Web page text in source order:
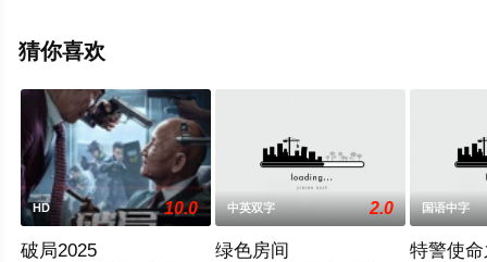
多相关信息可移步至豆瓣电影、电视猫或剧情网等平台了
猜你喜欢
HD 10.0
破局2025
中英双字 2.0
绿色房间
国语中字
特警使